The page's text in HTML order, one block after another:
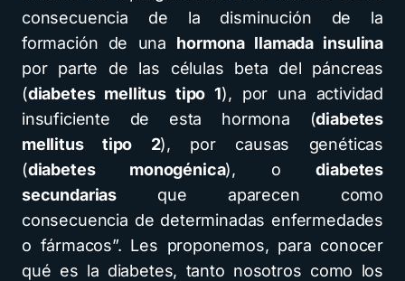
consecuencia de la disminución de la
formación de una hormona llamada insulina
por parte de las células beta del páncreas
(diabetes mellitus tipo 1), por una actividad
insuficiente de esta hormona (diabetes
mellitus tipo 2), por causas genéticas
(diabetes monogénica), odiabetes
secundarias que aparecen como
consecuencia de determinadas enfermedades
o fármacos”. Les proponemos, para conocer
qué es la diabetes, tanto nosotros como los